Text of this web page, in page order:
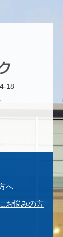
18
へ
お悩みの方